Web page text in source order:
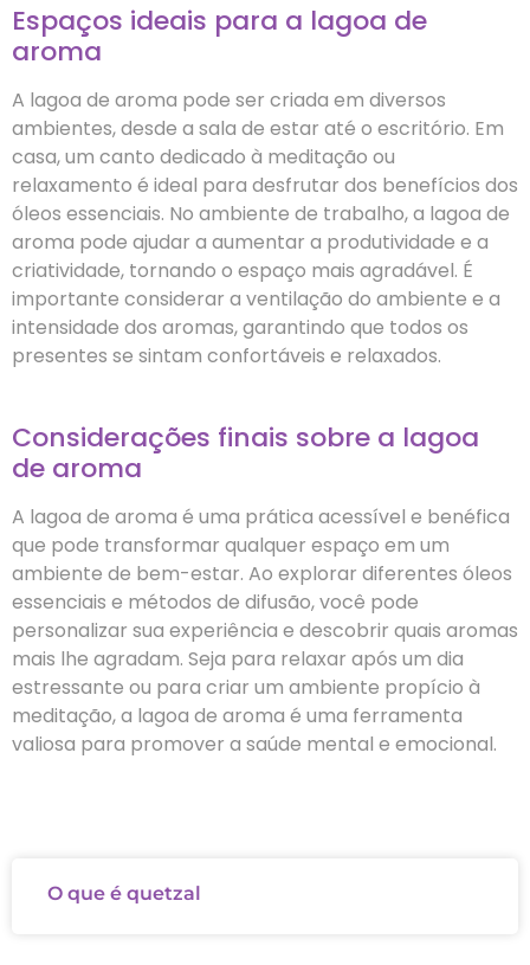
Espaços ideais para a lagoa de
aroma
A lagoa de aroma pode ser criada em diversos
ambientes, desde a sala de estar até o escritório. Em
casa, um canto dedicado à meditação ou
relaxamento é ideal para desfrutar dos benefícios dos
óleos essenciais. No ambiente de trabalho, a lagoa de
aroma pode ajudar a aumentar a produtividade e a
criatividade, tornando o espaço mais agradável. É
importante considerar a ventilação do ambiente e a
intensidade dos aromas, garantindo que todos os
presentes se sintam confortáveis e relaxados.
Considerações finais sobre a lagoa
de aroma
A lagoa de aroma é uma prática acessível e benéfica
que pode transformar qualquer espaço em um
ambiente de bem-estar. Ao explorar diferentes óleos
essenciais e métodos de difusão, você pode
personalizar sua experiência e descobrir quais aromas
mais lhe agradam. Seja para relaxar após um dia
estressante ou para criar um ambiente propício à
meditação, a lagoa de aroma é uma ferramenta
valiosa para promover a saúde mental e emocional.
O que é quetzal